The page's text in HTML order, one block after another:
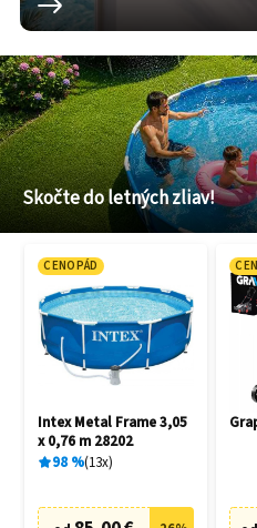
Skočte do letných zliav!
CENOPÁD
Intex Metal Frame 3,05
x 0,76 m 28202
98% 13x